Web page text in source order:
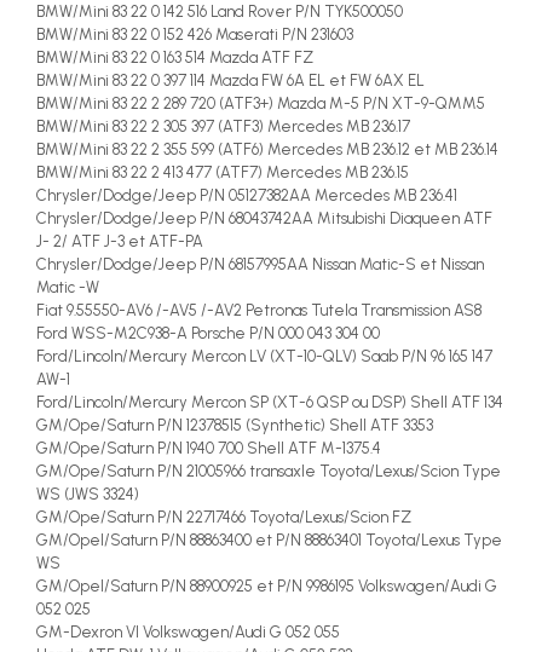
BMW/Mini 83 22 0 142 516 Land Rover P/N TYK500050
BMW/Mini 83 22 0 152 426 Maserati P/N 231603
BMW/Mini 83 22 0 163 514 Mazda ATF FZ
BMW/Mini 83 22 0 397 114 Mazda FW 6A EL et FW 6AX EL
BMW/Mini 83 22 2 289 720 (ATF3+) Mazda M-5 P/N XT-9-QMM5
BMW/Mini 83 22 2 305 397 (ATF3) Mercedes MB 236.17
BMW/Mini 83 22 2 355 599 (ATF6) Mercedes MB 236.12 et MB 236.14
BMW/Mini 83 22 2 413 477 (ATF7) Mercedes MB 236.15
Chrysler/Dodge/Jeep P/N 05127382AA Mercedes MB 236.41
Chrysler/Dodge/Jeep P/N 68043742AA Mitsubishi Diaqueen ATF
J- 2/ ATF J-3 et ATF-PA
Chrysler/Dodge/Jeep P/N 68157995AA Nissan Matic-S et Nissan
Matic -W
Fiat 9.55550-AV6 /-AV5 /-AV2 Petronas Tutela Transmission AS8
Ford WSS-M2C938-A Porsche P/N 000 043 304 00
Ford/Lincoln/Mercury Mercon LV (XT-10-QLV) Saab P/N 96 165 147
AW-1
Ford/Lincoln/Mercury Mercon SP (XT-6 QSP ou DSP) Shell ATF 134
GM/Ope/Saturn P/N 12378515 (Synthetic) Shell ATF 3353
GM/Ope/Saturn P/N 1940 700 Shell ATF M-1375.4
GM/Ope/Saturn P/N 21005966 transaxle Toyota/Lexus/Scion Type
WS (JWS 3324)
GM/Ope/Saturn P/N 22717466 Toyota/Lexus/Scion FZ
GM/Opel/Saturn P/N 88863400 et P/N 88863401 Toyota/Lexus Type
WS
GM/Opel/Saturn P/N 88900925 et P/N 9986195 Volkswagen/Audi G
052 025
GM-Dexron VI Volkswagen/Audi G 052 055